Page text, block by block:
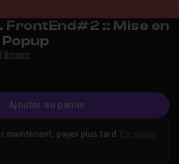
FrontEnd#2 :: Mise en
Brison
Ajouter au panier
maintenant, payer plus tard.